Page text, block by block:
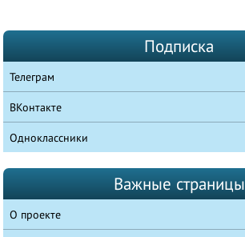
Подписка
Телеграм
ВКонтакте
Одноклассники
Важные страницы
О проекте